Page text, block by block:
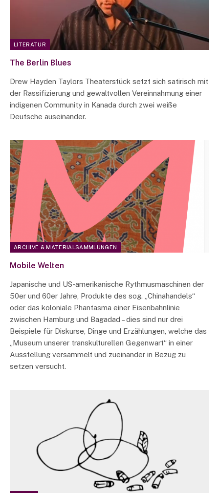
LITERATUR
The Berlin Blues
Drew Hayden Taylors Theaterstück setzt sich satirisch mit
der Rassifizierung und gewaltvollen Vereinnahmung einer
indigenen Community in Kanada durch zwei weiße
Deutsche auseinander.
ARCHIVE & MATERIALSAMMLUNGEN
Mobile Welten
Japanische und US-amerikanische Rythmusmaschinen der
50er und 60er Jahre, Produkte des sog. „Chinahandels“
oder das koloniale Phantasma einer Eisenbahnlinie
zwischen Hamburg und Bagadad – dies sind nur drei
Beispiele für Diskurse, Dinge und Erzählungen, welche das
„Museum unserer transkulturellen Gegenwart“ in einer
Ausstellung versammelt und zueinander in Bezug zu
setzen versucht.